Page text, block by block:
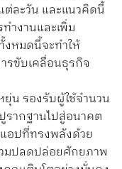
ต่ละวัน และแนวคิดนี้
ำงานและเพิ่ม
หมดนี้จะทำให้
รขับเคลื่อนธุรกิจ
น รองรับผู้ใช้จำนวน
รากฐานไปสู่อนาคต
อปที่ทรงพลังด้วย
วมปลดปล่อยศักยภาพ